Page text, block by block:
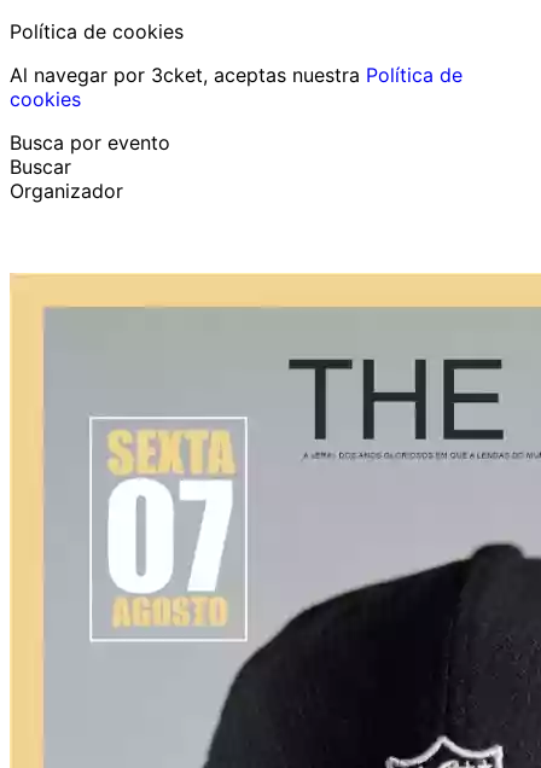
Política de cookies
Al navegar por 3cket, aceptas nuestra Política de
cookies
Busca por evento
Buscar
Organizador
Español
Ayuda al participanteHe perdido mi entrada
Promover evento